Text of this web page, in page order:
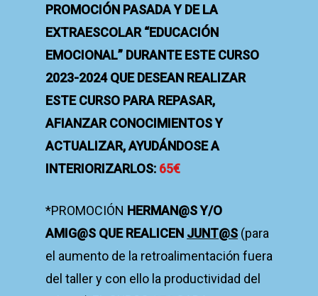
PROMOCIÓN PASADA Y DE LA
EXTRAESCOLAR “EDUCACIÓN
EMOCIONAL” DURANTE ESTE CURSO
2023-2024 QUE DESEAN REALIZAR
ESTE CURSO PARA REPASAR,
AFIANZAR CONOCIMIENTOS Y
ACTUALIZAR, AYUDÁNDOSE A
INTERIORIZARLOS: 65€
*PROMOCIÓN HERMAN@S Y/O
AMIG@S QUE REALICEN JUNT@S (para
el aumento de la retroalimentación fuera
del taller y con ello la productividad del